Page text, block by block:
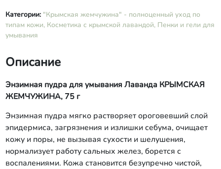
Категории: "Крымская жемчужина" - полноценный уход по
типам кожи, Косметика с крымской лавандой, Пенки и гели для
умывания
Описание
Энзимная пудра для умывания Лаванда КРЫМСКАЯ
ЖЕМЧУЖИНА, 75 г
Энзимная пудра мягко растворяет ороговевший слой
эпидермиса, загрязнения и излишки себума, очищает
кожу и поры, не вызывая сухости и шелушения,
нормализует работу сальных желез, борется с
воспалениями. Кожа становится безупречно чистой,